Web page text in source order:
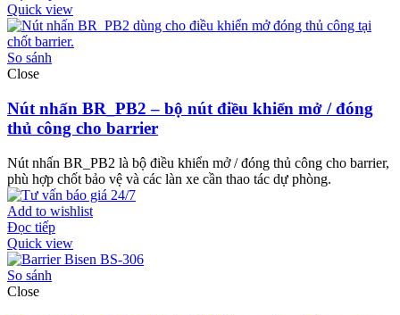
Quick view
So sánh
Close
Nút nhấn BR_PB2 – bộ nút điều khiển mở / đóng
thủ công cho barrier
Nút nhấn BR_PB2 là bộ điều khiển mở / đóng thủ công cho barrier,
phù hợp chốt bảo vệ và các làn xe cần thao tác dự phòng.
Add to wishlist
Đọc tiếp
Quick view
So sánh
Close